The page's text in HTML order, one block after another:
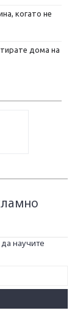
когато не
дома на
научите